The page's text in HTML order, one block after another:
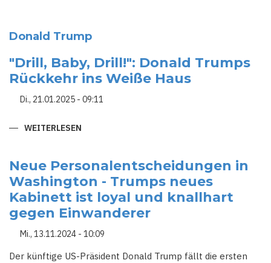
Donald Trump
"Drill, Baby, Drill!": Donald Trumps
Rückkehr ins Weiße Haus
Di., 21.01.2025 - 09:11
WEITERLESEN
DONALD
TRUMPS
RÜCKKEHR
INS
WEISSE H
AUS
Neue Personalentscheidungen in
Washington - Trumps neues
Kabinett ist loyal und knallhart
gegen Einwanderer
Mi., 13.11.2024 - 10:09
Der künftige US-Präsident Donald Trump fällt die ersten